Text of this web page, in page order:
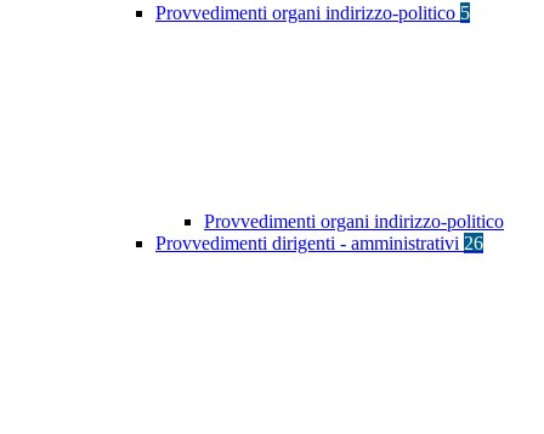
Provvedimenti organi indirizzo-politico 5
Provvedimenti organi indirizzo-politico
Provvedimenti dirigenti - amministrativi 26